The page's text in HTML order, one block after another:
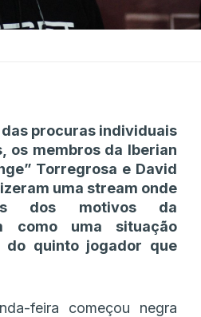
procuras individuais
os membros da Iberian
Torregrosa e David
uma stream onde
dos motivos da
como uma situação
do quinto jogador que
feira começou negra